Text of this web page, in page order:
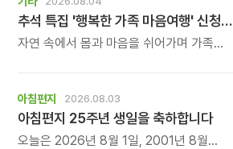
추석 특집 '행복한 가족 마음여행' 신청 안내
자연 속에서 몸과 마음을 쉬어가며 가족의
아침편지 2026.08.03
아침편지 25주년 생일을 축하합니다
오늘은 2026년 8월 1일, 2001년 8월